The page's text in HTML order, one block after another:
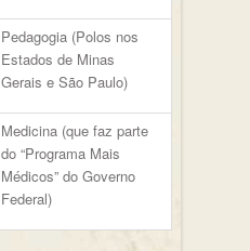
Pedagogia (Polos nos
Estados de Minas
Gerais e São Paulo)
Medicina (que faz parte
do “Programa Mais
Médicos” do Governo
Federal)